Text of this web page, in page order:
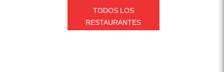
TODOS LOS
RESTAURANTES